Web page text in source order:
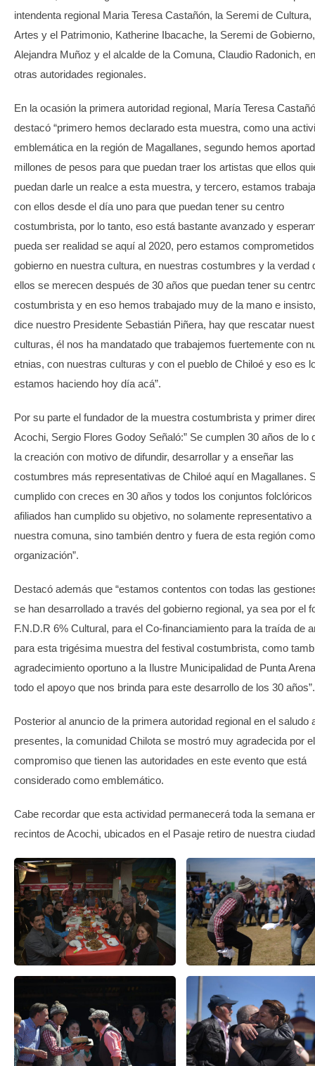
intendenta regional Maria Teresa Castañón, la Seremi de Cultura,
Artes y el Patrimonio, Katherine Ibacache, la Seremi de Gobierno,
Alejandra Muñoz y el alcalde de la Comuna, Claudio Radonich,
otras autoridades regionales.
En la ocasión la primera autoridad regional, María Teresa
destacó “primero hemos declarado esta muestra, como una
emblemática en la región de Magallanes, segundo hemos
millones de pesos para que puedan traer los artistas que ellos
puedan darle un realce a esta muestra, y tercero, estamos
con ellos desde el día uno para que puedan tener su centro
costumbrista, por lo tanto, eso está bastante avanzado y
pueda ser realidad se aquí al 2020, pero estamos
gobierno en nuestra cultura, en nuestras costumbres y la verdad
ellos se merecen después de 30 años que puedan tener su
costumbrista y en eso hemos trabajado muy de la mano e
dice nuestro Presidente Sebastián Piñera, hay que rescatar
culturas, él nos ha mandatado que trabajemos fuertemente con
etnias, con nuestras culturas y con el pueblo de Chiloé y eso es
estamos haciendo hoy día acá”.
Por su parte el fundador de la muestra costumbrista y primer
Acochi, Sergio Flores Godoy Señaló:” Se cumplen 30 años de lo
la creación con motivo de difundir, desarrollar y a enseñar las
costumbres más representativas de Chiloé aquí en Magallanes.
cumplido con creces en 30 años y todos los conjuntos folclóricos
afiliados han cumplido su objetivo, no solamente representativo a
nuestra comuna, sino también dentro y fuera de esta región como
organización”.
Destacó además que “estamos contentos con todas las
se han desarrollado a través del gobierno regional, ya sea por el
F.N.D.R 6% Cultural, para el Co-financiamiento para la traída de
para esta trigésima muestra del festival costumbrista, como
agradecimiento oportuno a la Ilustre Municipalidad de Punta
todo el apoyo que nos brinda para este desarrollo de los 30 años”.
Posterior al anuncio de la primera autoridad regional en el saludo
presentes, la comunidad Chilota se mostró muy agradecida por el
compromiso que tienen las autoridades en este evento que está
considerado como emblemático.
Cabe recordar que esta actividad permanecerá toda la semana
recintos de Acochi, ubicados en el Pasaje retiro de nuestra